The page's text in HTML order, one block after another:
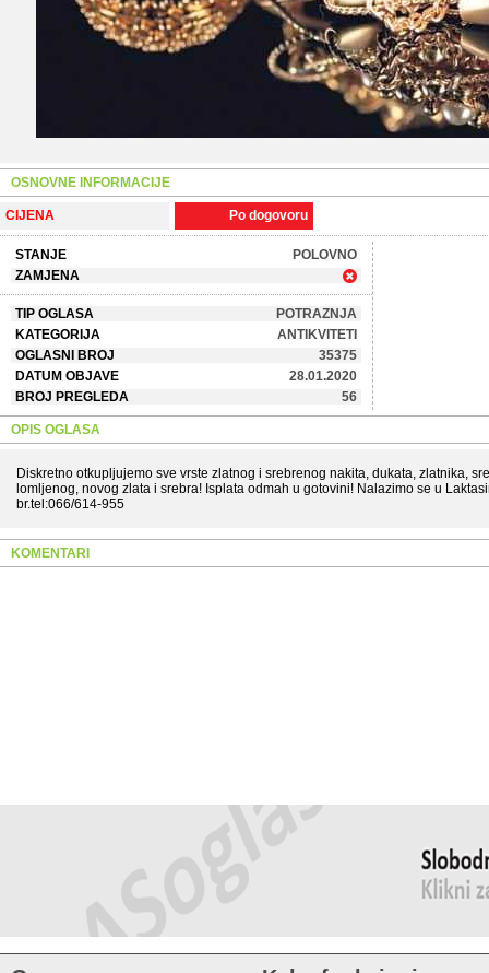
OSNOVNE INFORMACIJE
CIJENA Po dogovoru
STANJE
POLOVNO
ZAMJENA
TIP OGLASA
POTRAZNJA
KATEGORIJA
ANTIKVITETI
OGLASNI BROJ
35375
DATUM OBJAVE
28.01.2020
BROJ PREGLEDA
56
OPIS OGLASA
Diskretno otkupljujemo sve vrste zlatnog i srebrenog nakita, dukata, zlatnika,
lomljenog, novog zlata i srebra! Isplata odmah u gotovini! Nalazimo se u
br.tel:066/614-955
KOMENTARI